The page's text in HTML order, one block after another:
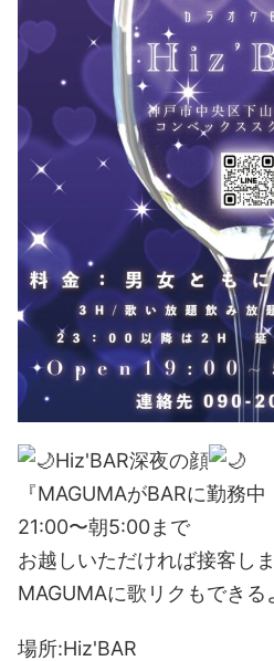
Hiz'BAR深夜の顔
『MAGUMAがBARに勤務中
21:00〜朝5:00まで
お越しいただければ接客しま
MAGUMAに歌リクもできる
場所:Hiz'BAR